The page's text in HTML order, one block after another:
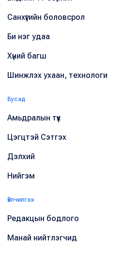
Санхүүгийн боловсрол
Би нэг удаа
Хүний багш
Шинжлэх ухаан, технологи
Бусад
Амьдралын түүх
Цэгцтэй Сэтгэх
Дэлхий
Нийгэм
Үйлчилгээ
Редакцын бодлого
Манай нийтлэгчид